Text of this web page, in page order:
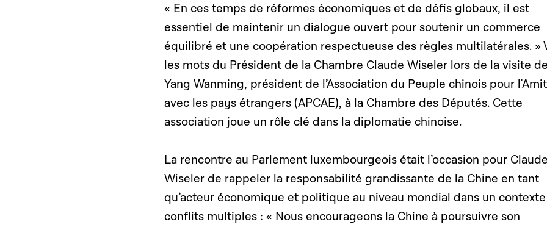
« En ces temps de réformes économiques et de défis globaux, il est
essentiel de maintenir un dialogue ouvert pour soutenir un commerce
équilibré et une coopération respectueuse des règles multilatérales. »
les mots du Président de la Chambre Claude Wiseler lors de la visite de
Yang Wanming, président de l’Association du Peuple chinois pour
avec les pays étrangers (APCAE), à la Chambre des Députés. Cette
association joue un rôle clé dans la diplomatie chinoise.
La rencontre au Parlement luxembourgeois était l’occasion pour Claude
Wiseler de rappeler la responsabilité grandissante de la Chine en tant
qu’acteur économique et politique au niveau mondial dans un
conflits multiples : « Nous encourageons la Chine à poursuivre son